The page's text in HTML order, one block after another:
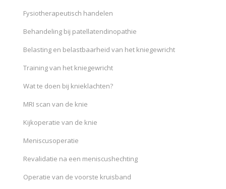
Fysiotherapeutisch handelen
Behandeling bij patellatendinopathie
Belasting en belastbaarheid van het kniegewricht
Training van het kniegewricht
Wat te doen bij knieklachten?
MRI scan van de knie
Kijkoperatie van de knie
Meniscusoperatie
Revalidatie na een meniscushechting
Operatie van de voorste kruisband